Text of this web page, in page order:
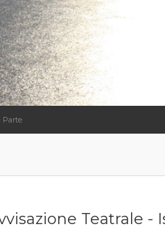
Parte
Teatrale -